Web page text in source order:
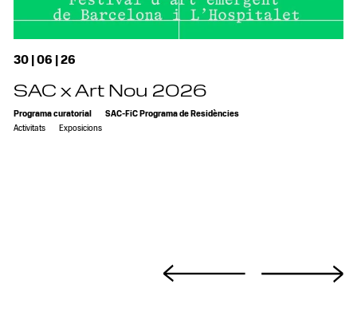
30 | 06 | 26
SAC x Art Nou 2026
Programa curatorial
SAC-FiC Programa de Residències
Activitats
Exposicions